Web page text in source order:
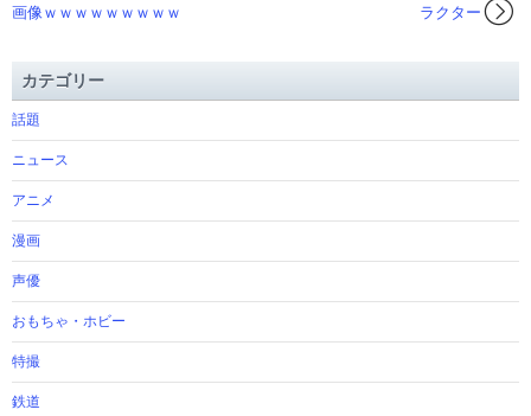
ラクター
画像ｗｗｗｗｗｗｗｗｗ
カテゴリー
話題
ニュース
アニメ
漫画
声優
おもちゃ・ホビー
特撮
鉄道